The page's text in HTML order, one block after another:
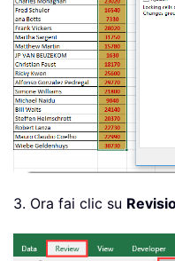
3. Ora fai clic su